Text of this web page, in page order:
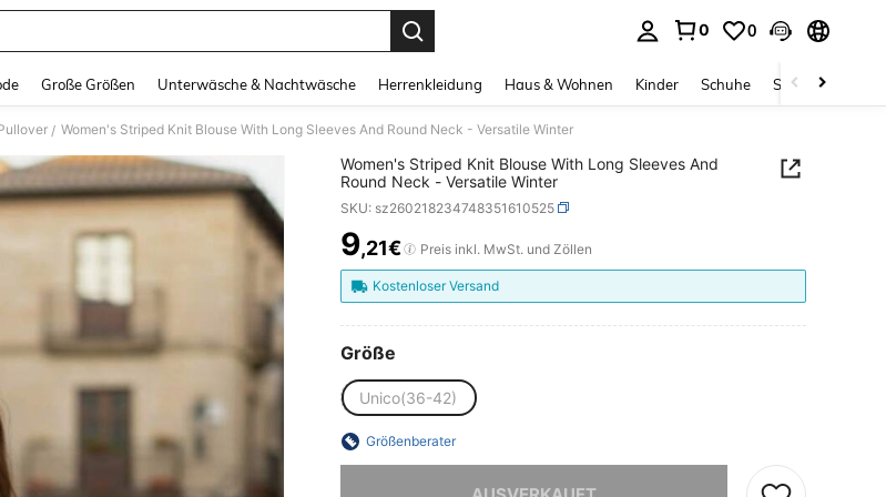
0 0
Große Größen Unterwäsche & Nachtwäsche Herrenkleidung Haus & Wohnen Kinder Schuhe Schmuck &
/ Women's Striped Knit Blouse With Long Sleeves And Round Neck - Versatile Winter
Women's Striped Knit Blouse With Long Sleeves And
Round Neck - Versatile Winter
SKU: sz260218234748351610525
PRICE AND AVAILABILITY
9,21€ Preis inkl. MwSt. und Zöllen
Kostenloser Versand
Größe
Unico(36-42)
Größenberater